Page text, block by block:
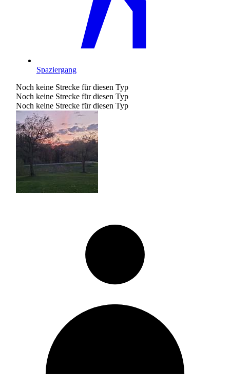
Spaziergang
Noch keine Strecke für diesen Typ
Noch keine Strecke für diesen Typ
Noch keine Strecke für diesen Typ